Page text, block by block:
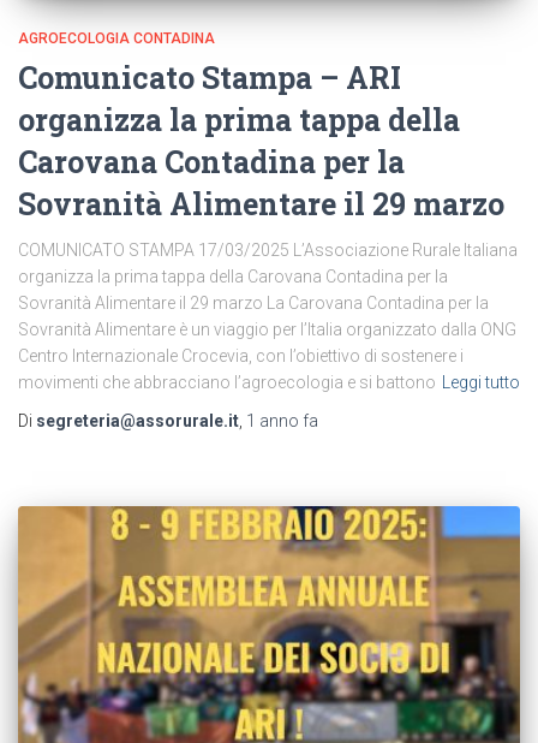
AGROECOLOGIA CONTADINA
Comunicato Stampa – ARI
organizza la prima tappa della
Carovana Contadina per la
Sovranità Alimentare il 29 marzo
COMUNICATO STAMPA 17/03/2025 L’Associazione Rurale Italiana
organizza la prima tappa della Carovana Contadina per la
Sovranità Alimentare il 29 marzo La Carovana Contadina per la
Sovranità Alimentare è un viaggio per l’Italia organizzato dalla ONG
Centro Internazionale Crocevia, con l’obiettivo di sostenere i
movimenti che abbracciano l’agroecologia e si battono
Leggi tutto
Di segreteria@assorurale.it 1 anno fa